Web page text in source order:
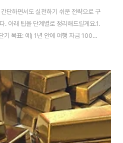
단하면서도 실천하기 쉬운 전략으로 구
. 아래 팁을 단계별로 정리해드릴게요.1.
기 목표: 예) 1년 안에 여행 자금 100만
살 목돈 마련.✅ 1-2. 예산 관리
소비 패턴 파악: 매달 지출을 기록하고
금 마련3~6개월 생활비를 목표로 긴급
.비상금은 **안전한 곳(예: CMA 통장,
해✅ 2-1. 투자..